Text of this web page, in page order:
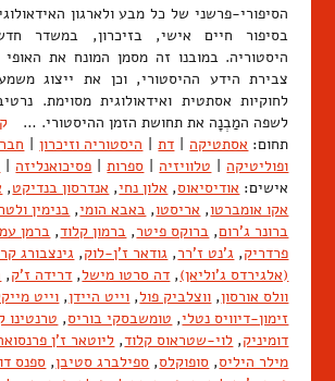
הסיפורי-פרשני של כל מבע ולארגון
בסיפור חיים אישי, בזיכרון, במשדר
היסטוריה. במובנו זה מסמן המונח את
צבירת הידע ההיסטורי, וכן את ייצוג
לחוקיות אסתטית ואידאולוגית מסוימת.
לשפה המַבְנָה את תחושת הזמן ההיסטורי. …
תחום: אסתטיקה | דת | היסטוריה וזיכרון |
ופוליטיקה | טלוויזיה | ספרות | פסיכואנליזה |
אישים: אודיסיאוס, אלון נחי, אנדרסון בנדיקט,
אקו אומברטו, אריסטו, באבא הומי, בנימין ולטר
ברונר ג'רום, ברוקס פיטר, ברמון קלוד, ברמן
פרדריק, ג'נט ז'רר, גודאר ז'ן-לוק, גינצבורג
(אלגירדס ג'וליאן), דה סרטו מישל, דרידה ז'ק,
וולס אורסון, ווצלביק פול, וייט היידן, וייט
זימון-דיוויס נטלי, טומשבסקי בוריס, טרנטינו
דומיניק, לוי-שטראוס קלוד, ליוטאר ז'ן
מילר היליס, סופוקלס, ספילברג סטיבן, ספנס